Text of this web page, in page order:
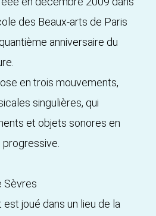
des Beaux-arts de Paris
anniversaire du
en trois mouvements,
singulières, qui
et objets sonores en
Sèvres
joué dans un lieu de la